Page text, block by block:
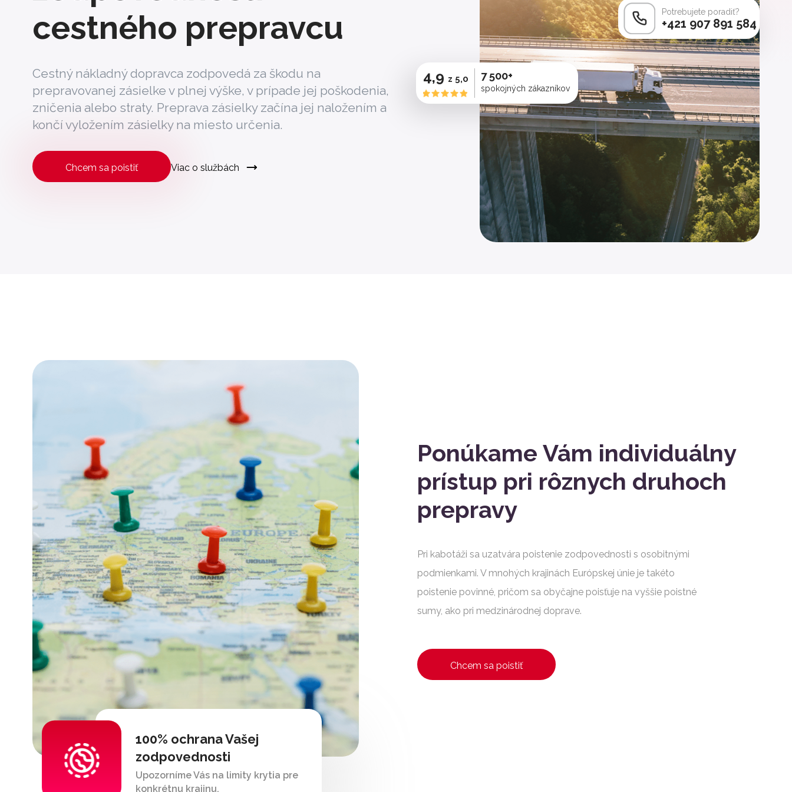
cestného prepravcu
Cestný nákladný dopravca zodpovedá za škodu na
prepravovanej zásielke v plnej výške, v prípade jej poškodenia,
zničenia alebo straty. Preprava zásielky začína jej naložením a
končí vyložením zásielky na miesto určenia.
Chcem sa poistiť Viac o službách
Potrebujete poradiť?
+421 907 891 584
4,9 z 5,0 7 500+
spokojných zákazníkov
100% ochrana Vašej
zodpovednosti
Upozorníme Vás na limity krytia pre
konkrétnu krajinu.
Ponúkame Vám individuálny
prístup pri rôznych druhoch
prepravy
Pri kabotáži sa uzatvára poistenie zodpovednosti s osobitnými
podmienkami. V mnohých krajinách Európskej únie je takéto
poistenie povinné, pričom sa obyčajne poisťuje na vyššie poistné
sumy, ako pri medzinárodnej doprave.
Chcem sa poistiť